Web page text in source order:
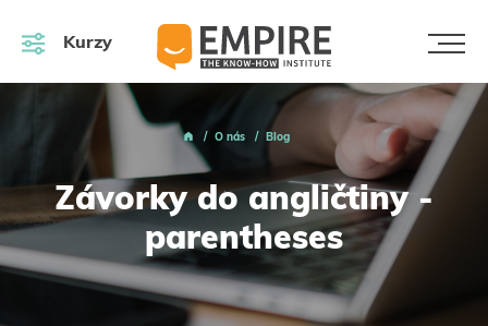
Kurzy
O nás Blog
Závorky do angličtiny -
parentheses